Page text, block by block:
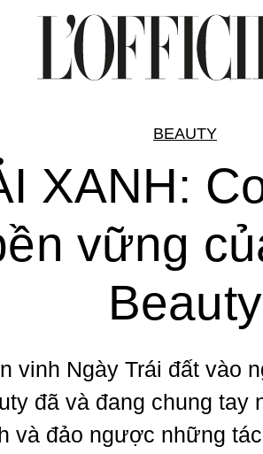
BEAUTY
XANH:
vững
Beauty
vinh Ngày Trái đất vào
đã và đang chung tay
và đảo ngược những